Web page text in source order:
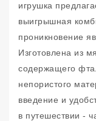
игрушка
выигрышная
проникновение
Изготовлена из
содержащего
непористого
введение и
в путешествии -